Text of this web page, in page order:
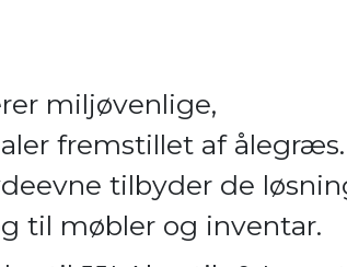
miljøvenlige,
fremstillet af
tilbyder de
til møbler og inventar.